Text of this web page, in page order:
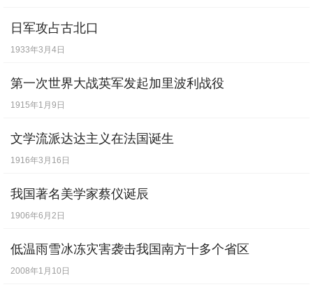
10月14日] -德国政治理论家汉娜·阿伦特出
生【出生】
10月22日] -法国后印象派画家保罗·塞尚逝
世。【逝世】
10月28日] -我国近代气象科学的奠基人之
一，中国科协和九三学社的创始人之一涂长
望出生。
11月5日
【逝世】
日军攻占古北口
1933年3月4日
第一次世界大战英军发起加里波利战役
1915年1月9日
文学流派达达主义在法国诞生
1916年3月16日
我国著名美学家蔡仪诞辰
1906年6月2日
低温雨雪冰冻灾害袭击我国南方十多个省区
2008年1月10日